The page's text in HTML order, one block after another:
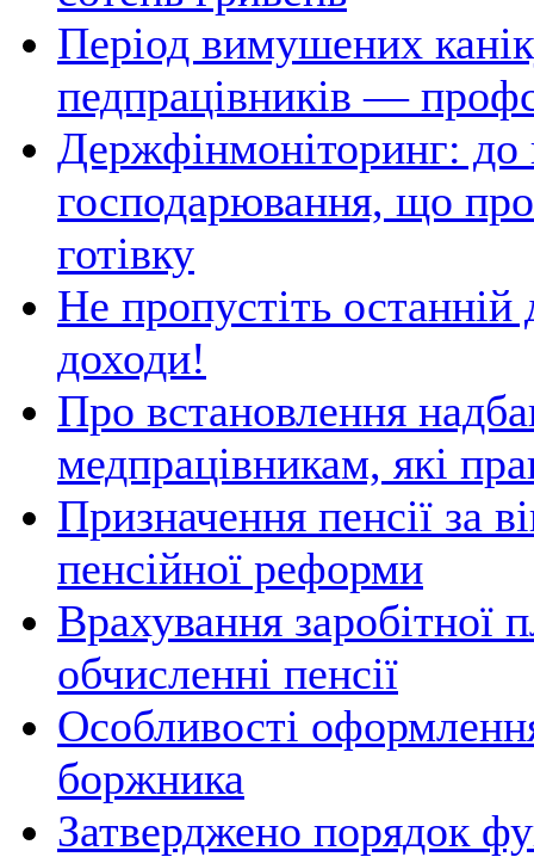
Період вимушених
педпрацівників —
Держфінмоніторинг: до
господарювання, що
готівку
Не пропустіть останній
доходи!
Про встановлення
медпрацівникам, які
Призначення пенсії за
пенсійної реформи
Врахування заробітної
обчисленні пенсії
Особливості
боржника
Затверджено порядок